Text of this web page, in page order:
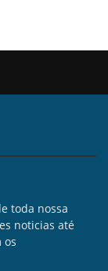
toda nossa
noticias até
os